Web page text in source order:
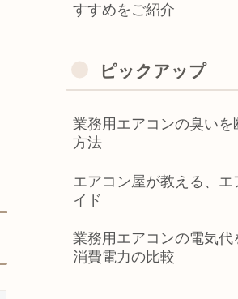
すすめをご紹介
ピックアップ
業務用エアコンの臭い
方法
エアコン屋が教える、
イド
業務用エアコンの電気
消費電力の比較